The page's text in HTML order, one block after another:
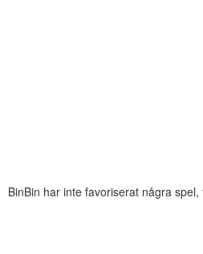
BinBin har inte favoriserat några